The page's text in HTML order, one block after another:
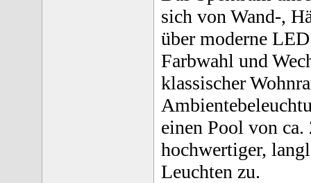
sich von Wand-,
über moderne
Farbwahl und
klassischer
einen Pool von
hochwertiger,
Leuchten zu.